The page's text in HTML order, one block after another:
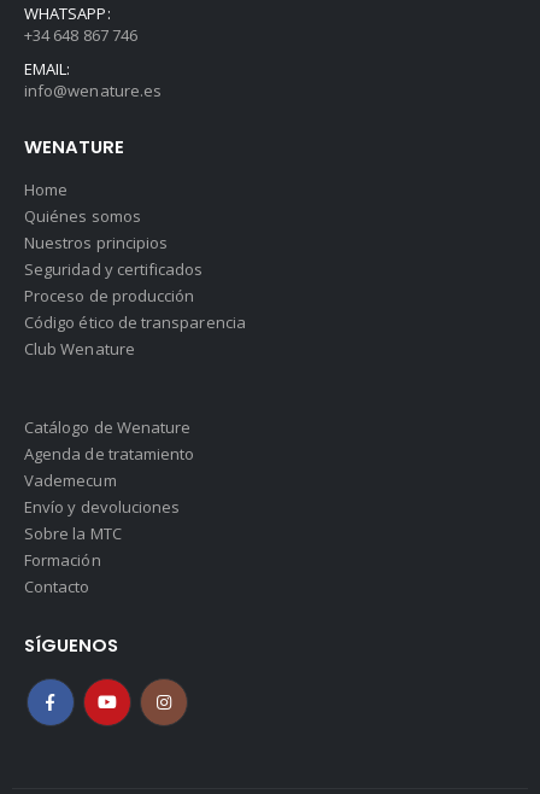
WHATSAPP:
+34 648 867 746
EMAIL:
info@wenature.es
WENATURE
Home
Quiénes somos
Nuestros principios
Seguridad y certificados
Proceso de producción
Código ético de transparencia
Club Wenature
Catálogo de Wenature
Agenda de tratamiento
Vademecum
Envío y devoluciones
Sobre la MTC
Formación
Contacto
SÍGUENOS